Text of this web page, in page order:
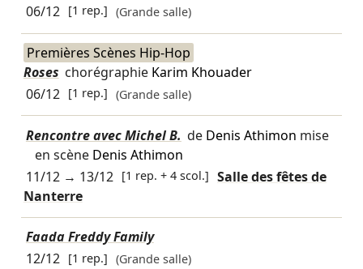
06/12 [1 rep.] (Grande salle)
Premières Scènes Hip-Hop
Roses chorégraphie Karim Khouader
06/12 [1 rep.] (Grande salle)
Rencontre avec Michel B. de Denis Athimon mise
en scène Denis Athimon
11/12→ 13/12 [1 rep. + 4 scol.] Salle des fêtes de
Nanterre
Faada Freddy Family
12/12 [1 rep.] (Grande salle)